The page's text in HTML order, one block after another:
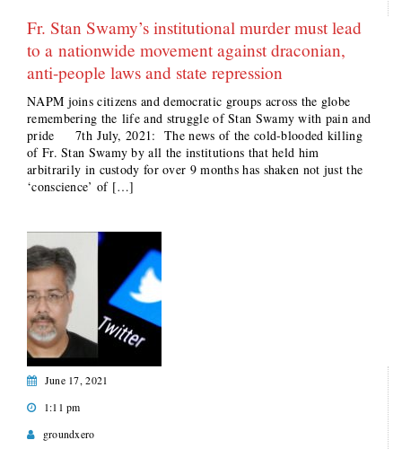
Fr. Stan Swamy’s institutional murder must lead
to a nationwide movement against draconian,
anti-people laws and state repression
NAPM joins citizens and democratic groups across the globe
remembering the life and struggle of Stan Swamy with pain and
pride 7th July, 2021: The news of the cold-blooded killing
of Fr. Stan Swamy by all the institutions that held him
arbitrarily in custody for over 9 months has shaken not just the
‘conscience’ of […]
June 17, 2021
1:11 pm
groundxero